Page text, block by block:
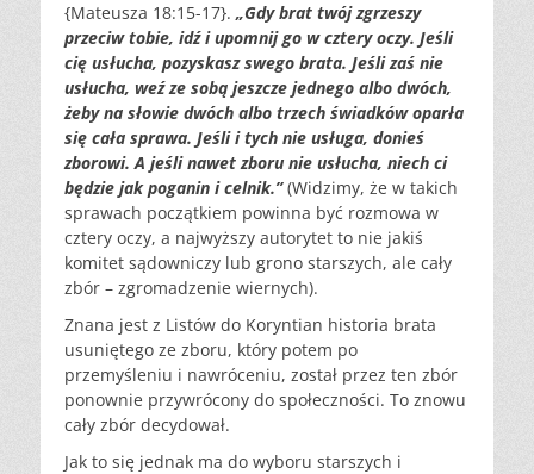
{Mateusza 18:15-17}. „Gdy brat twój zgrzeszy
przeciw tobie, idź i upomnij go w cztery oczy. Jeśli
cię usłucha, pozyskasz swego brata. Jeśli zaś nie
usłucha, weź ze sobą jeszcze jednego albo dwóch,
żeby na słowie dwóch albo trzech świadków oparła
się cała sprawa. Jeśli i tych nie usługa, donieś
zborowi. A jeśli nawet zboru nie usłucha, niech ci
będzie jak poganin i celnik.”(Widzimy, że w takich
sprawach początkiem powinna być rozmowa w
cztery oczy, a najwyższy autorytet to nie jakiś
komitet sądowniczy lub grono starszych, ale cały
zbór – zgromadzenie wiernych).
Znana jest z Listów do Koryntian historia brata
usuniętego ze zboru, który potem po
przemyśleniu i nawróceniu, został przez ten zbór
ponownie przywrócony do społeczności. To znowu
cały zbór decydował.
Jak to się jednak ma do wyboru starszych i